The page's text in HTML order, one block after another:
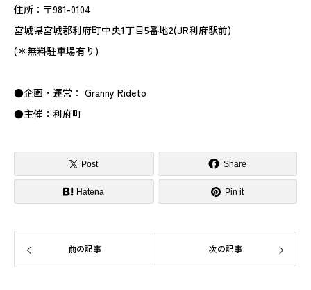
住所：〒981-0104
宮城県宮城郡利府町中央1丁目5番地2(JR利府駅前)
(＊無料駐車場有り)
●企画・運営： Granny Rideto
●主催：利府町
Post Share
Hatena Pin it
前の記事 次の記事